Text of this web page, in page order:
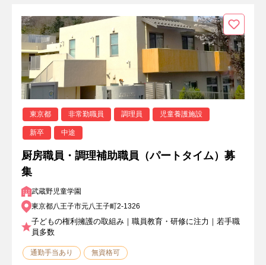
東京都 非常勤職員 調理員 児童養護施設
新卒 中途
厨房職員・調理補助職員（パートタイム）募
集
武蔵野児童学園
東京都八王子市元八王子町2-1326
子どもの権利擁護の取組み｜職員教育・研修に注力｜若手職
員多数
通勤手当あり 無資格可